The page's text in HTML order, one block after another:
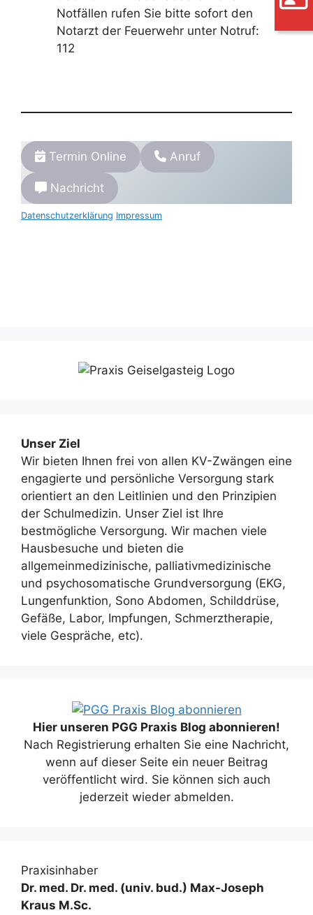
Notfällen rufen Sie bitte sofort den
Notarzt der Feuerwehr unter Notruf:
112
Termin Online Anruf
Nachricht
Datenschutzerklärung Impressum
Unser Ziel
Wir bieten Ihnen frei von allen KV-Zwängen eine
engagierte und persönliche Versorgung stark
orientiert an den Leitlinien und den Prinzipien
der Schulmedizin. Unser Ziel ist Ihre
bestmögliche Versorgung. Wir machen viele
Hausbesuche und bieten die
allgemeinmedizinische, palliativmedizinische
und psychosomatische Grundversorgung (EKG,
Lungenfunktion, Sono Abdomen, Schilddrüse,
Gefäße, Labor, Impfungen, Schmerztherapie,
viele Gespräche, etc).
Hier unseren PGG Praxis Blog abonnieren!
Nach Registrierung erhalten Sie eine Nachricht,
wenn auf dieser Seite ein neuer Beitrag
veröffentlicht wird. Sie können sich auch
jederzeit wieder abmelden.
Praxisinhaber
Dr. med. Dr. med. (univ. bud.) Max-Joseph
Kraus M.Sc.